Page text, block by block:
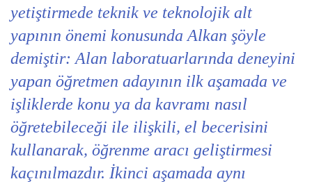
yetiştirmede teknik ve teknolojik alt
yapının önemi konusunda Alkan şöyle
demiştir: Alan laboratuarlarında deneyini
yapan öğretmen adayının ilk aşamada ve
işliklerde konu ya da kavramı nasıl
öğretebileceği ile ilişkili, el becerisini
kullanarak, öğrenme aracı geliştirmesi
kaçınılmazdır. İkinci aşamada aynı